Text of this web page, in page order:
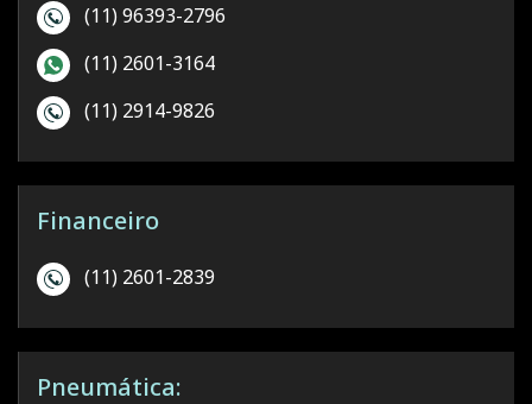
(11) 96393-2796
(11) 2601-3164
(11) 2914-9826
Financeiro
(11) 2601-2839
Pneumática: